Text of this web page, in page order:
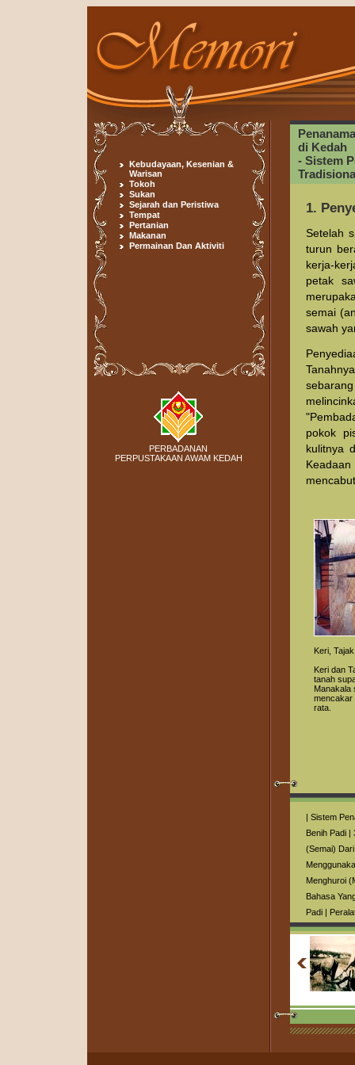
Kebudayaan, Kesenian &
Warisan
Tokoh
Sukan
Sejarah dan Peristiwa
Tempat
Pertanian
Makanan
Permainan Dan Aktiviti
PERBADANAN
PERPUSTAKAAN AWAM KEDAH
di Kedah
- Sistem
1.
Setelah
turun
kerja-
petak
semai
sawah
pokok
kulitnya
Keri,
Keri dan
tanah
Manakala
mencakar
rata.
| Sistem
Benih Padi |
(Semai)
Menghuroi
Bahasa
Padi |